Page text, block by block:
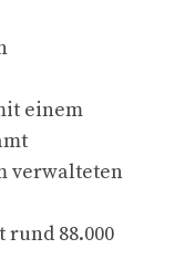
einem
verwalteten
88.000